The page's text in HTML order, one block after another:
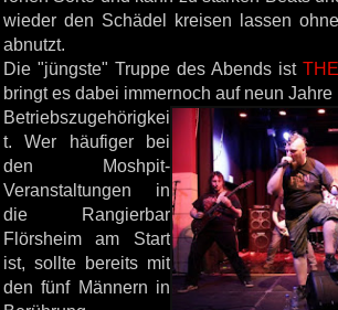
wieder den Schädel kreisen lassen
abnutzt.
Die "jüngste" Truppe des Abends ist
bringt es dabei immernoch auf neun Jahre
Betriebszugehörigkei
t. Wer häufiger bei
den Moshpit-
Veranstaltungen in
die Rangierbar
Flörsheim am Start
ist, sollte bereits mit
den fünf Männern in